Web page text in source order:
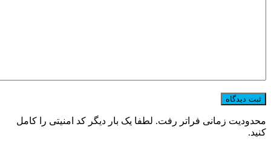
محدودیت زمانی فراتر رفت. لطفا یک بار دیگر کد امنیتی را کامل
کنید.